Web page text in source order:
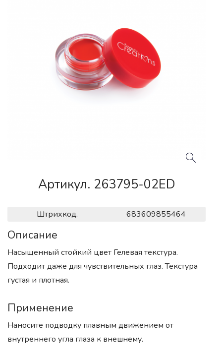
Артикул. 263795-02ED
Штрихкод. 683609855464
Описание
Насыщенный стойкий цвет Гелевая текстура.
Подходит даже для чувствительных глаз. Текстура
густая и плотная.
Применение
Наносите подводку плавным движением от
внутреннего угла глаза к внешнему.